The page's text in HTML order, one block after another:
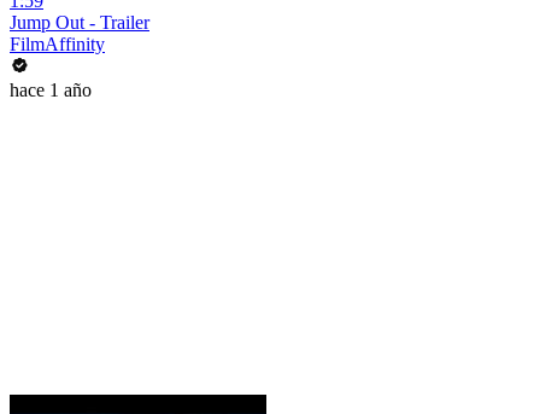
Jump Out - Trailer
FilmAffinity
hace 1 año